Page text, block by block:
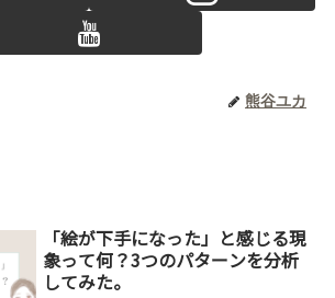
熊谷ユカ
「絵が下手になった」と感じる現
象って何？3つのパターンを分析
してみた。